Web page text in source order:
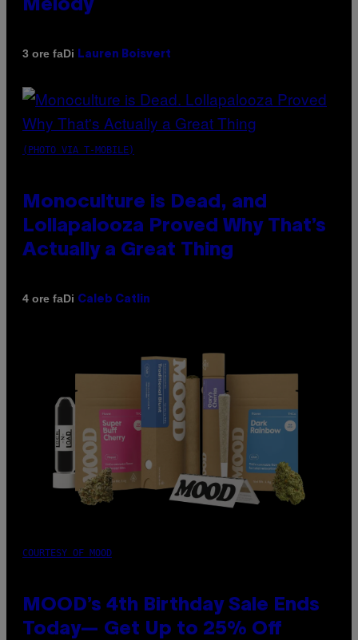
Melody
3 ore faDi Lauren Boisvert
(PHOTO VIA T-MOBILE)
Monoculture is Dead, and
Lollapalooza Proved Why That’s
Actually a Great Thing
4 ore faDi Caleb Catlin
COURTESY OF MOOD
MOOD’s 4th Birthday Sale Ends
Today— Get Up to 25% Off